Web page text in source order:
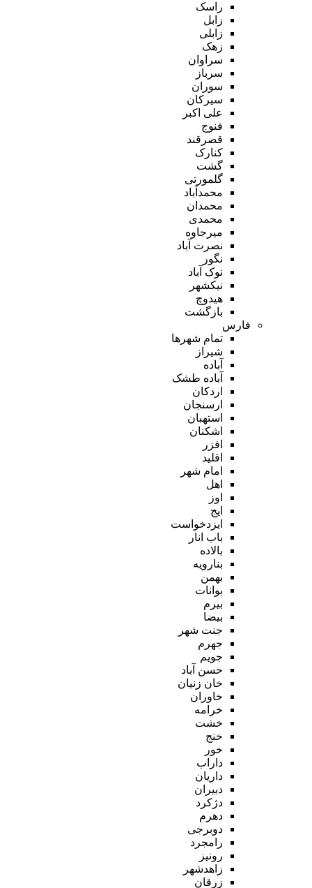
راسک
زابل
زابلی
زهک
سراوان
سرباز
سوران
سیرکان
علی اکبر
فنوج
قصرقند
کنارک
گشت
گلمورتی
محمدآباد
محمدان
محمدی
میرجاوه
نصرت آباد
نگور
نوک آباد
نیکشهر
هیدوچ
بازگشت
فارس
تمام شهر‌ها
شیراز
آباده
آباده طشک
اردکان
ارسنجان
استهبان
اشکنان
افزر
اقلید
امام شهر
اهل
اوز
ایج
ایزدخواست
باب انار
بالاده
بنارویه
بهمن
بوانات
بیرم
بیضا
جنت شهر
جهرم
جویم
حسن آباد
خان زنیان
خاوران
خرامه
خشت
خنج
خور
داراب
داریان
دبیران
دژکرد
دهرم
دوبرجی
رامجرد
رونیز
زاهدشهر
زرقان